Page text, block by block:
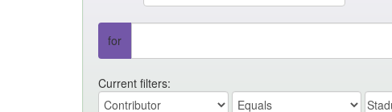
for
Current filters: